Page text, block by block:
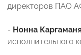
директоров ПАО
- Нонна
исполнительного